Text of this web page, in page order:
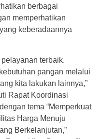
berbagai
memperhatikan
keberadaannya
terbaik.
pangan melalui
kita lakukan lainnya,”
Rapat Koordinasi
tema “Memperkuat
Harga Menuju
Berkelanjutan,”